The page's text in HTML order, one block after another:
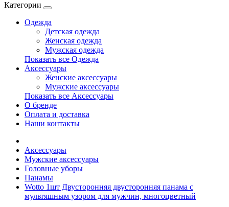
Категории
Одежда
Детская одежда
Женская одежда
Мужская одежда
Показать все Одежда
Аксессуары
Женские аксессуары
Мужские аксессуары
Показать все Аксессуары
О бренде
Оплата и доставка
Наши контакты
Аксессуары
Мужские аксессуары
Головные уборы
Панамы
Wotto 1шт Двусторонняя двусторонняя панама с
мультяшным узором для мужчин, многоцветный